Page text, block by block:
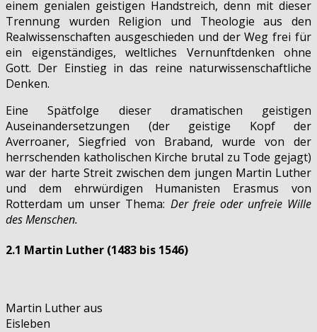
einem genialen geistigen Handstreich, denn mit dieser
Trennung wurden Religion und Theologie aus den
Realwissenschaften ausgeschieden und der Weg frei für
ein eigenständiges, weltliches Vernunftdenken ohne
Gott. Der Einstieg in das reine naturwissenschaftliche
Denken.
Eine Spätfolge dieser dramatischen geistigen
Auseinandersetzungen (der geistige Kopf der
Averroaner, Siegfried von Braband, wurde von der
herrschenden katholischen Kirche brutal zu Tode gejagt)
war der harte Streit zwischen dem jungen Martin Luther
und dem ehrwürdigen Humanisten Erasmus von
Rotterdam um unser Thema: Der freie oder unfreie Wille
des Menschen.
2.1 Martin Luther (1483 bis 1546)
Martin Luther aus
Eisleben